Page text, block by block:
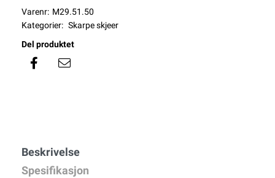
Varenr: M29.51.50
Kategorier: Skarpe skjeer
Del produktet
Beskrivelse
Spesifikasjon